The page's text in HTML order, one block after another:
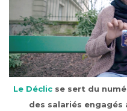
Le Déclicse sert du
des salariés engagés